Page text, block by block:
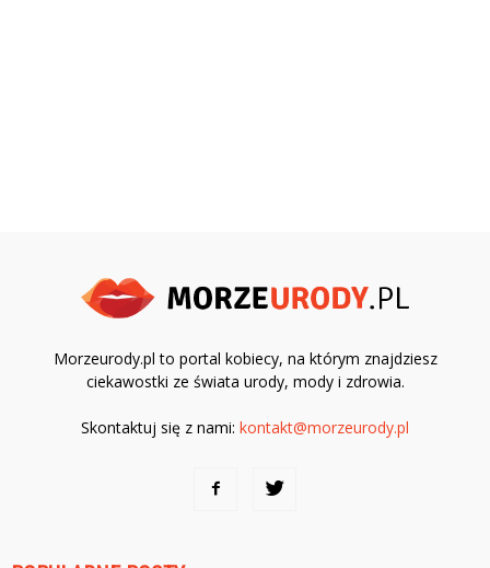
Morzeurody.pl to portal kobiecy, na którym znajdziesz
ciekawostki ze świata urody, mody i zdrowia.
Skontaktuj się z nami: kontakt@morzeurody.pl